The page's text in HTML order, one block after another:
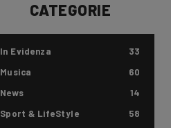
CATEGORIE
In Evidenza
33
Musica
60
News
14
Sport & LifeStyle
58